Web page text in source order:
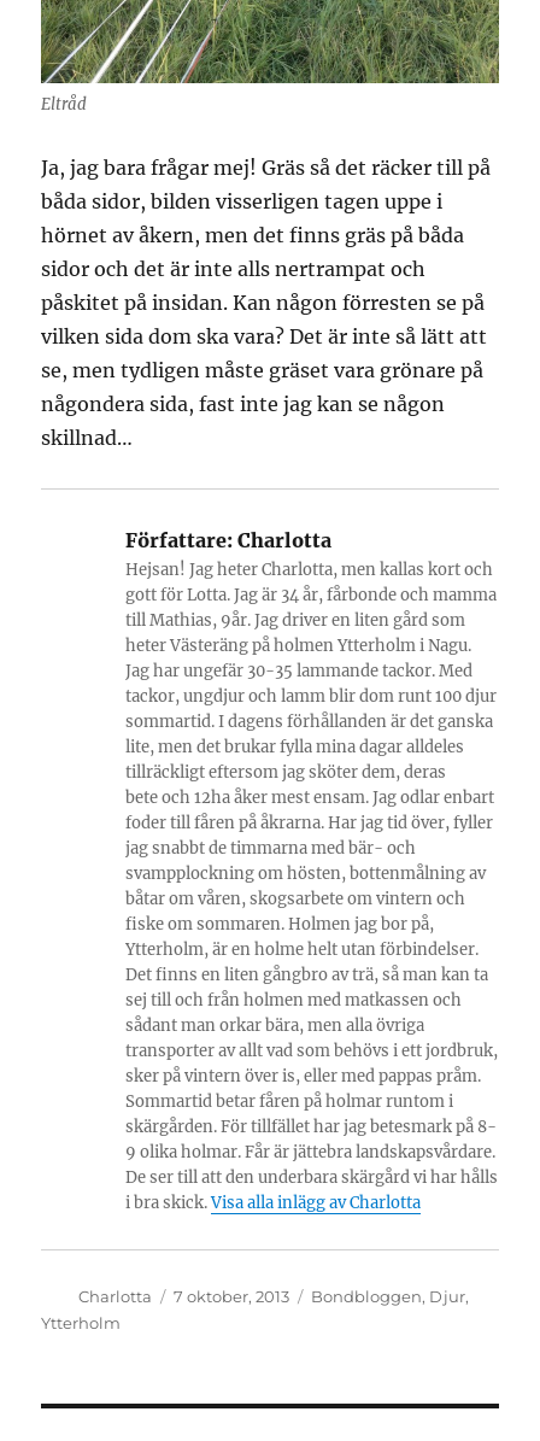
Eltråd
Ja, jag bara frågar mej! Gräs så det räcker till på
båda sidor, bilden visserligen tagen uppe i
hörnet av åkern, men det finns gräs på båda
sidor och det är inte alls nertrampat och
påskitet på insidan. Kan någon förresten se på
vilken sida dom ska vara? Det är inte så lätt att
se, men tydligen måste gräset vara grönare på
någondera sida, fast inte jag kan se någon
skillnad…
Författare: Charlotta
Hejsan! Jag heter Charlotta, men kallas kort och
gott för Lotta. Jag är 34 år, fårbonde och mamma
till Mathias, 9år. Jag driver en liten gård som
heter Västeräng på holmen Ytterholm i Nagu.
Jag har ungefär 30-35 lammande tackor. Med
tackor, ungdjur och lamm blir dom runt 100 djur
sommartid. I dagens förhållanden är det ganska
lite, men det brukar fylla mina dagar alldeles
tillräckligt eftersom jag sköter dem, deras
bete och 12ha åker mest ensam. Jag odlar enbart
foder till fåren på åkrarna. Har jag tid över, fyller
jag snabbt de timmarna med bär- och
svampplockning om hösten, bottenmålning av
båtar om våren, skogsarbete om vintern och
fiske om sommaren. Holmen jag bor på,
Ytterholm, är en holme helt utan förbindelser.
Det finns en liten gångbro av trä, så man kan ta
sej till och från holmen med matkassen och
sådant man orkar bära, men alla övriga
transporter av allt vad som behövs i ett jordbruk,
sker på vintern över is, eller med pappas pråm.
Sommartid betar fåren på holmar runtom i
skärgården. För tillfället har jag betesmark på 8-
9 olika holmar. Får är jättebra landskapsvårdare.
De ser till att den underbara skärgård vi har hålls
i bra skick.Visa alla inlägg av Charlotta
Författare
Charlotta
Publicerat
7 oktober, 2013 Kategorier
Bondbloggen, Djur,
Ytterholm